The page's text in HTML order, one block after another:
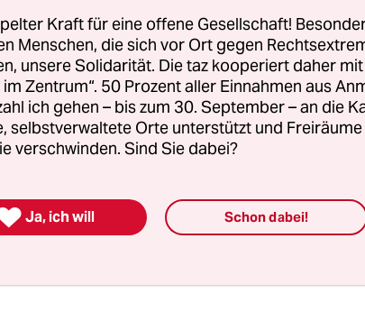
hat den Schritt auf das
der Seite von Tom Hanks spielte
der bei Netflixzu sehen ist. Auch
zum kalifornischen Konzern
Kinostart ist ihr zweiter
Kraft für eine offene Gesellschaft!
Menschen, die sich vor Ort gegen
unsere Solidarität. Die taz kooperiert daher mit
Zentrum“. 50 Prozent aller Einnahmen aus
ich gehen – bis zum 30. September – an die
selbstverwaltete Orte unterstützt und
verschwinden. Sind Sie dabei?
Ja, ich will Schon dabei!